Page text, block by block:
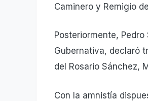
Caminero y Remigio
Posteriormente,
Gubernativa, declaró
del Rosario Sánchez,
Con la amnistía